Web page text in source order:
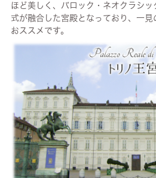
ほど美しく、バロック・ネオクラシ
式が融合した宮殿となっており、一
おススメです。